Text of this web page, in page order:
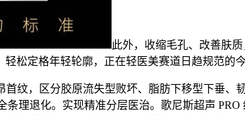
此外，收缩毛孔、改善肤
松定格年轻轮廓，正在轻医美赛道日趋规范的
，区分胶原流失型败坏、脂肪下移型下垂、
理退化。实现精准分层医治。歌尼斯超声